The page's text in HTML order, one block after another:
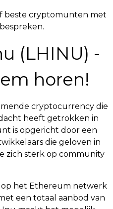
beste cryptomunten met
(LHINU) -
horen!
cryptocurrency die
heeft getrokken in
is opgericht door een
die geloven in
zich sterk op community
op het Ethereum netwerk
een totaal aanbod van